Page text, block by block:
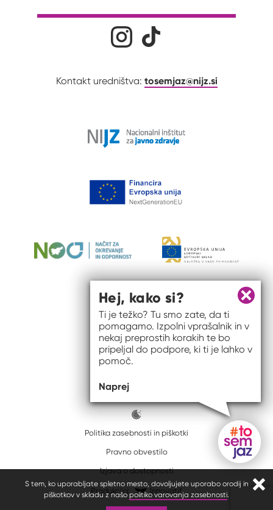
S tem, ko uporabljate spletno mesto, dovoljujete uporabo orodij in
piškotkov v skladu z našopolitiko varovanja zasebnosti.
Družabna omrežjaNa naš Instagram profil
Kontakt uredništva: tosemjaz@nijz.si
ISSN spletišča: 2820-5960
Politika zasebnosti in piškotki
Pravno obvestilo
Izjava o dostopnosti
Produkcija: Innovatif
Gumb
Zapri
Hej, kako si?
Ti je težko? Tu smo zate, da ti
pomagamo. Izpolni vprašalnik in v
nekaj preprostih korakih te bo
pripeljal do podpore, ki ti je lahko v
pomoč.
Naprej